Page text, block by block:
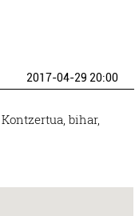
2017-04-29 20:00
bihar,